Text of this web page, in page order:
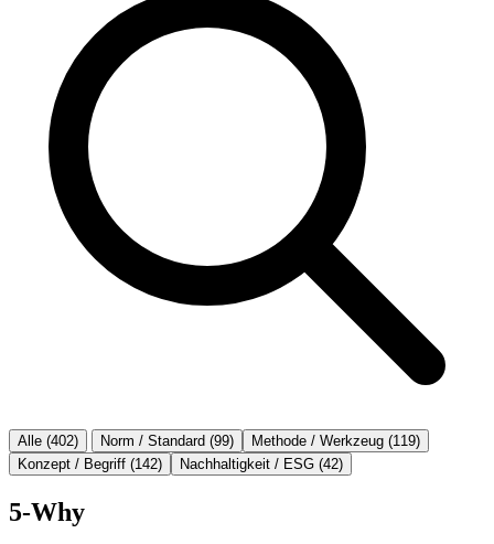
Alle (402) Norm / Standard (99)
Methode / Werkzeug (119)
Konzept / Begriff (142)
Nachhaltigkeit / ESG (42)
5-Why